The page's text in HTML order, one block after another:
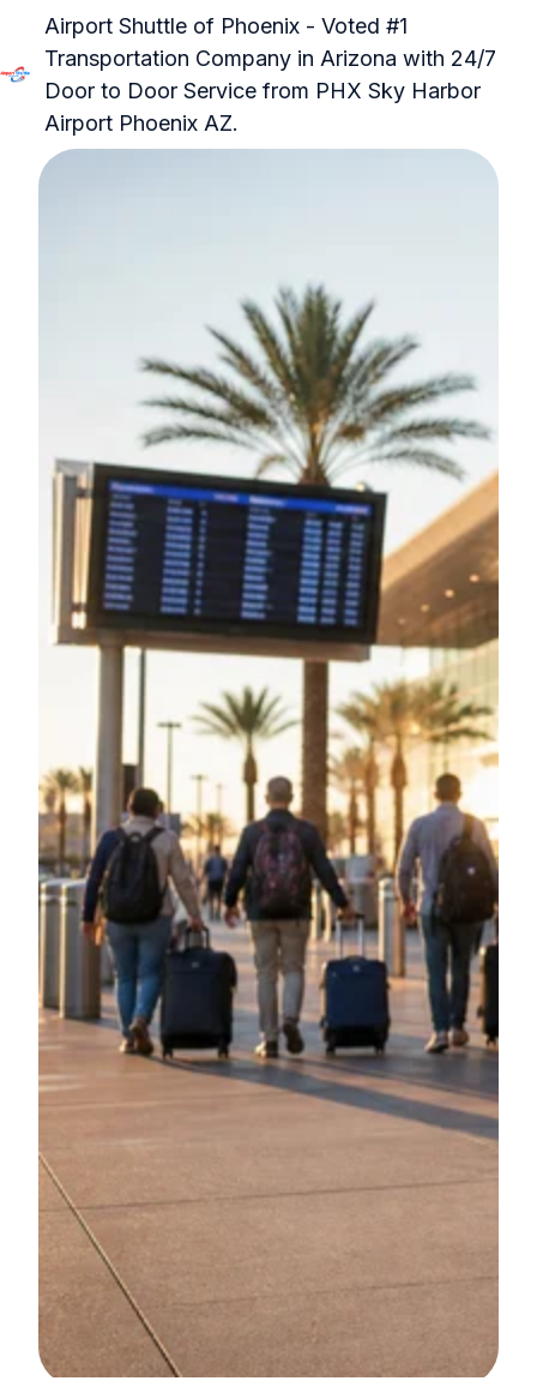
Airport Shuttle of Phoenix - Voted #1
Transportation Company in Arizona with 24/7
Door to Door Service from PHX Sky Harbor
Airport Phoenix AZ.